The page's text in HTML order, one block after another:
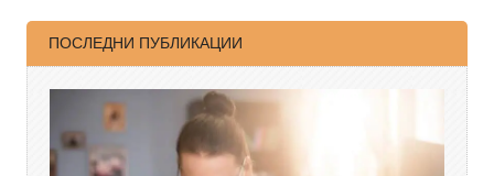
ПОСЛЕДНИ ПУБЛИКАЦИИ